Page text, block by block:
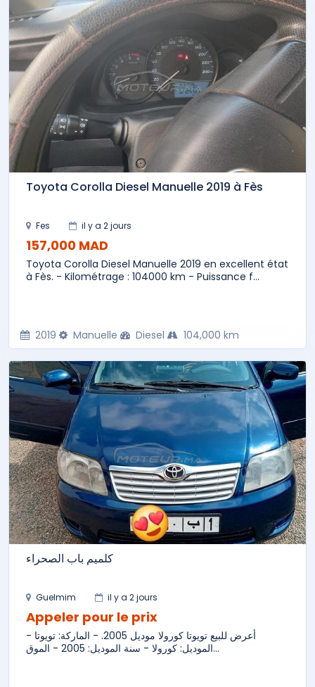
Toyota Corolla Diesel Manuelle 2019 à Fès
Fes il y a 2 jours
157,000 MAD
Toyota Corolla Diesel Manuelle 2019 en excellent état
à Fès. - Kilométrage : 104000 km - Puissance f...
2019 Manuelle Diesel 104,000 km
كلميم باب الصحراء
Guelmim il y a 2 jours
Appeler pour le prix
أعرض للبيع تويوتا كورولا موديل 2005. - الماركة: تويوتا -
الموديل: كورولا - سنة الموديل: 2005 - الموق...